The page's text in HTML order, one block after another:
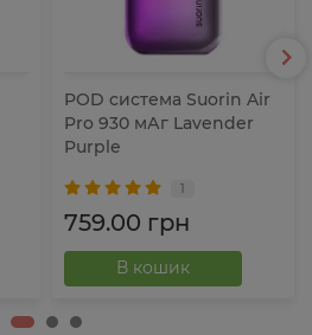
POD система Suorin Air
Pro 930 мАг Lavender
Purple
1
759.00 грн
В кошик